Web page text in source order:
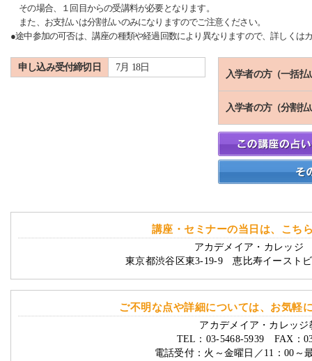
その場合、１回目からの受講料が必要となります。
また、お支払いは分割払いのみになりますのでご注意ください。
●途中参加の可否は、講座の種類や経過回数により異なりますので、詳しくは
申し込み受付締切日 7月 18日
入学者の方（一括払
入学者の方（分割払
講座・セミナーの当日は、こち
アカデメイア・カレッジ
東京都渋谷区東3-19-9 恵比寿イースト
ご不明な点や詳細については、お気軽
アカデメイア・カレッジ
TEL：03-5468-5939 FAX：
電話受付：火～金曜日／11：00～